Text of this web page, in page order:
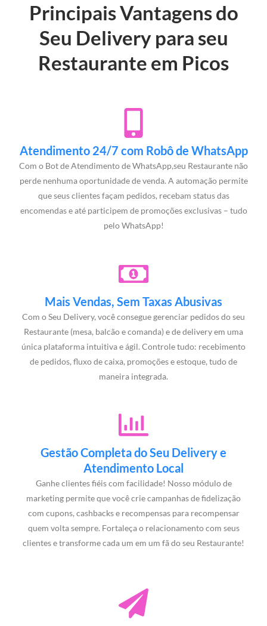
Principais Vantagens do
Seu Delivery para seu
Restaurante em Picos
Atendimento 24/7 com Robô de WhatsApp
Com o Bot de Atendimento de WhatsApp,seu Restaurante não
perde nenhuma oportunidade de venda. A automação permite
que seus clientes façam pedidos, recebam status das
encomendas e até participem de promoções exclusivas – tudo
pelo WhatsApp!
Mais Vendas, Sem Taxas Abusivas
Com o Seu Delivery, você consegue gerenciar pedidos do seu
Restaurante (mesa, balcão e comanda) e de delivery em uma
única plataforma intuitiva e ágil. Controle tudo: recebimento
de pedidos, fluxo de caixa, promoções e estoque, tudo de
maneira integrada.
Gestão Completa do Seu Delivery e
Atendimento Local
Ganhe clientes fiéis com facilidade! Nosso módulo de
marketing permite que você crie campanhas de fidelização
com cupons, cashbacks e recompensas para recompensar
quem volta sempre. Fortaleça o relacionamento com seus
clientes e transforme cada um em um fã do seu Restaurante!